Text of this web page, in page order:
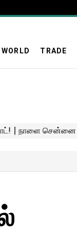
TRADE